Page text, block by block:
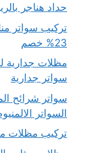
حداد هناجر بالرياض 20% خصم على
تركيب سواتر
23% خصم
سواتر جدارية
السواتر
تركيب مظلات